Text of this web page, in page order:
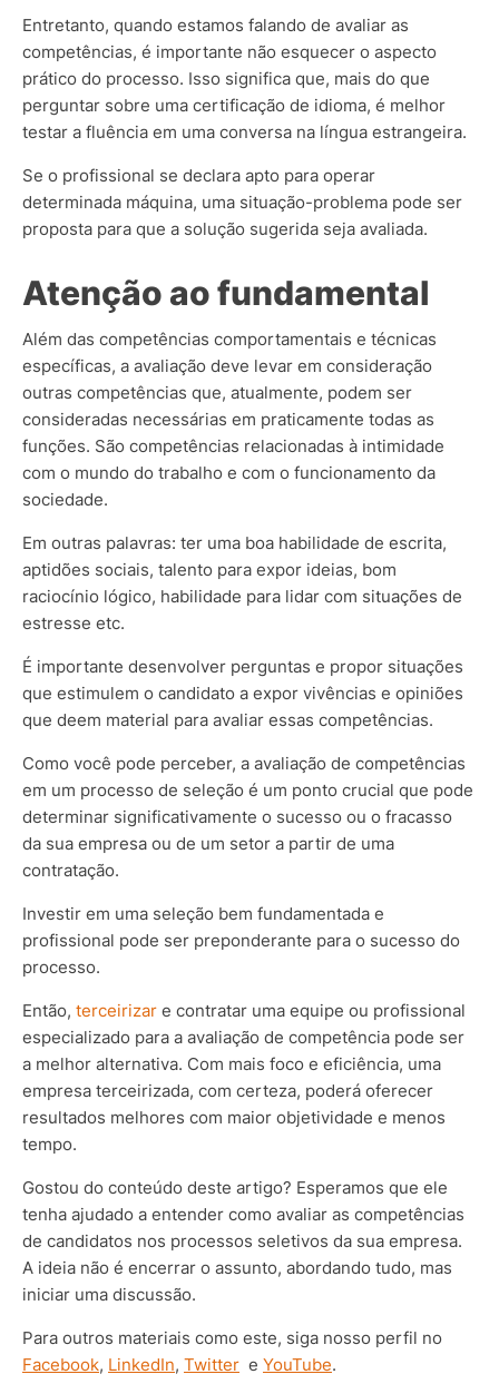
Entretanto, quando estamos falando de avaliar as
competências, é importante não esquecer o aspecto
prático do processo. Isso significa que, mais do que
perguntar sobre uma certificação de idioma, é melhor
testar a fluência em uma conversa na língua estrangeira.
Se o profissional se declara apto para operar
determinada máquina, uma situação-problema pode ser
proposta para que a solução sugerida seja avaliada.
Atenção ao fundamental
Além das competências comportamentais e técnicas
específicas, a avaliação deve levar em consideração
outras competências que, atualmente, podem ser
consideradas necessárias em praticamente todas as
funções. São competências relacionadas à intimidade
com o mundo do trabalho e com o funcionamento da
sociedade.
Em outras palavras: ter uma boa habilidade de escrita,
aptidões sociais, talento para expor ideias, bom
raciocínio lógico, habilidade para lidar com situações de
estresse etc.
É importante desenvolver perguntas e propor situações
que estimulem o candidato a expor vivências e opiniões
que deem material para avaliar essas competências.
Como você pode perceber, a avaliação de competências
em um processo de seleção é um ponto crucial que pode
determinar significativamente o sucesso ou o fracasso
da sua empresa ou de um setor a partir de uma
contratação.
Investir em uma seleção bem fundamentada e
profissional pode ser preponderante para o sucesso do
processo.
Então, terceirizar e contratar uma equipe ou profissional
especializado para a avaliação de competência pode ser
a melhor alternativa. Com mais foco e eficiência, uma
empresa terceirizada, com certeza, poderá oferecer
resultados melhores com maior objetividade e menos
tempo.
Gostou do conteúdo deste artigo? Esperamos que ele
tenha ajudado a entender como avaliar as competências
de candidatos nos processos seletivos da sua empresa.
A ideia não é encerrar o assunto, abordando tudo, mas
iniciar uma discussão.
Para outros materiais como este, siga nosso perfil no
Facebook, LinkedIn, Twitter e YouTube.